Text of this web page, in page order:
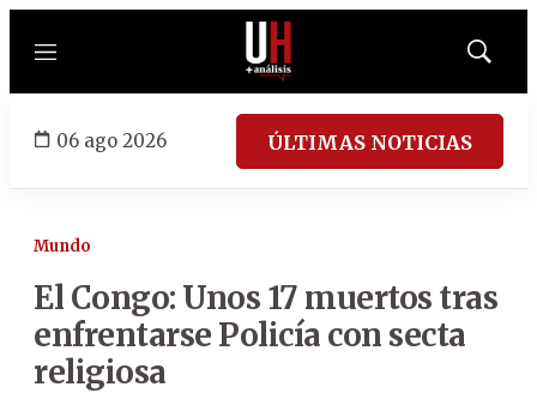
Menú
Mostrar
06 ago 2026 ÚLTIMAS NOTICIAS
Mundo
El Congo: Unos 17 muertos tras
enfrentarse Policía con secta
religiosa